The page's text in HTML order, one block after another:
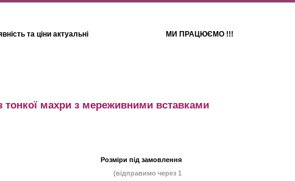
та ціни актуальні МИ ПРАЦЮЄМО !!!
тонкої махри з мереживними вставками
Розміри під замовлення
(відправимо через 1